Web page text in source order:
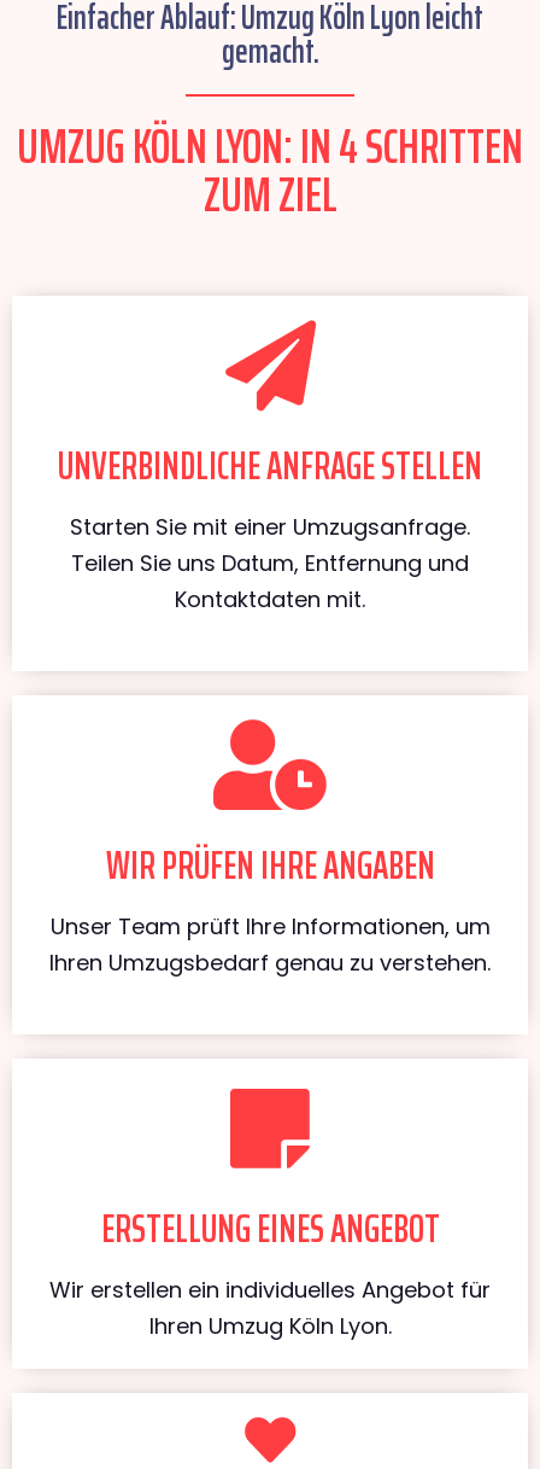
Einfacher Ablauf: Umzug Köln Lyon leicht
gemacht.
UMZUG KÖLN LYON: IN 4 SCHRITTEN
ZUM ZIEL
UNVERBINDLICHE ANFRAGE STELLEN
Starten Sie mit einer Umzugsanfrage.
Teilen Sie uns Datum, Entfernung und
Kontaktdaten mit.
WIR PRÜFEN IHRE ANGABEN
Unser Team prüft Ihre Informationen, um
Ihren Umzugsbedarf genau zu verstehen.
ERSTELLUNG EINES ANGEBOT
Wir erstellen ein individuelles Angebot für
Ihren Umzug Köln Lyon.